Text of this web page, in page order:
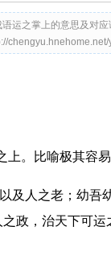
运之掌上的意思及对
上。比喻极其容
及人之老；幼
政，治天下可运